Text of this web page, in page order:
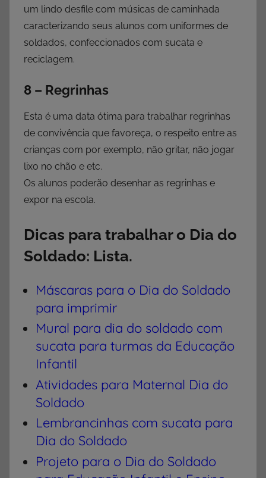
um lindo desfile com músicas de caminhada
caracterizando seus alunos com uniformes de
soldados, confeccionados com sucata e
reciclagem.
8 – Regrinhas
Esta é uma data ótima para trabalhar regrinhas
de convivência que favoreça, o respeito entre as
crianças com por exemplo, não gritar, não jogar
lixo no chão e etc.
Os alunos poderão desenhar as regrinhas e
expor na escola.
Dicas para trabalhar o Dia do
Soldado: Lista.
Máscaras para o Dia do Soldado
para imprimir
Mural para dia do soldado com
sucata para turmas da Educação
Infantil
Atividades para Maternal Dia do
Soldado
Lembrancinhas com sucata para
Dia do Soldado
Projeto para o Dia do Soldado